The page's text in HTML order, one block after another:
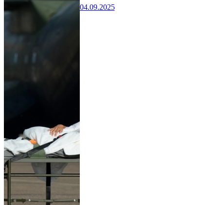
04.09.2025